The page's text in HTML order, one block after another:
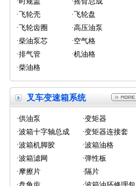
·飞轮壳
·飞轮盘
·飞轮齿圈
·高压油泵
·柴油泵芯
·空气格
·排气管
·机油格
·柴油格
叉车变速箱系统
·供油泵
·变矩器
·波箱十字轴总成
·变矩器连接套
·波箱机脚胶
·波箱油格
·波箱滤网
·弹性板
·摩擦片
·隔片